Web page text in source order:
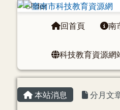
跳至主內容區
臺南市科技
回首頁 南
科技教育資源網
上中區域內容
主內容區域
本站消息 分月文
頁尾區域